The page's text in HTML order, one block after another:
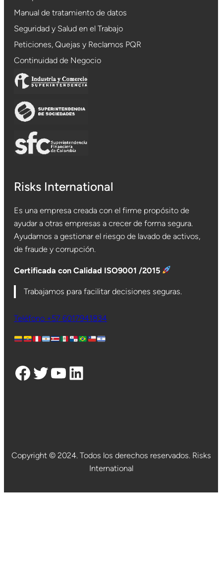
Manual de tratamiento de datos
Seguridad y Salud en el Trabajo
Peticiones, Quejas y Reclamos PQR
Continuidad de Negocio
Risks International
Es una empresa creada con el firme propósito de
ayudar a otras empresas a crecer de forma segura.
Ayudamos a gestionar el riesgo de lavado de activos,
de fraude y corrupción.
Certificada con Calidad ISO9001 /2015
Trabajamos para facilitar decisiones seguras.
Teléfono +57 6017941834
Facebook Twitter YouTube LinkedIn
Copyright © 2024. Todos los derechos reservados. Risks
International